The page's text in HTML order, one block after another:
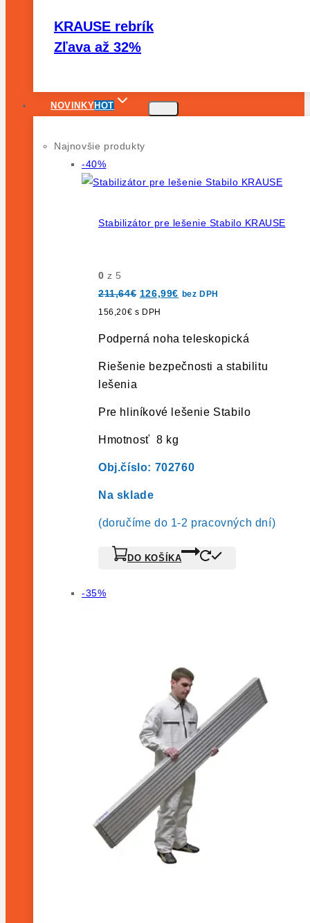
KRAUSE rebrík
Zľava až 32%
NOVINKYHOT
Najnovšie produkty
-40%Výrobok
na
Stabilizátor pre lešenie Stabilo KRAUSE
0 z 5
211,64€ Pôvodná
cena
bola:
126,99€ Aktuálna
cena
bez DPH
156,20€ s DPH
Podperná noha teleskopická
Riešenie bezpečnosti a stabilitu
lešenia
Pre hliníkové lešenie Stabilo
Hmotnosť 8 kg
Obj.číslo: 702760
Na sklade
(doručíme do 1-2 pracovných dní)
DO KOŠÍKA
-35%Výrobok